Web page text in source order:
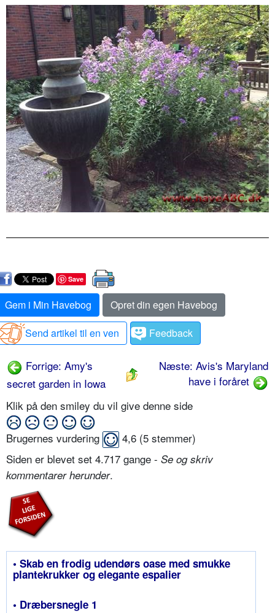
Save
Gem i Min Havebog
Opret din egen Havebog
Send artikel til en ven
Feedback
Forrige: Amy's
secret garden in Iowa
Næste: Avis's Maryland
have i foråret
Klik på den smiley du vil give denne side
Brugernes vurdering 4,6 (5 stemmer)
Siden er blevet set 4.717 gange - Se og skriv
kommentarer herunder.
• Skab en frodig udendørs oase med smukke
plantekrukker og elegante espalier
• Dræbersnegle 1